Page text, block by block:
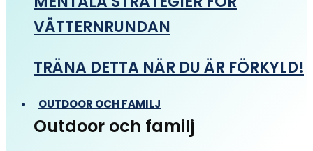
VÄTTERNRUNDAN
TRÄNA DETTA NÄR DU ÄR FÖRKYLD!
OUTDOOR OCH FAMILJ
Outdoor och familj